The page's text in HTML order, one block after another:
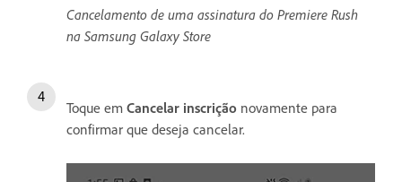
Cancelamento de uma assinatura do Premiere Rush
na Samsung Galaxy Store
Toque em Cancelar inscrição novamente para
confirmar que deseja cancelar.